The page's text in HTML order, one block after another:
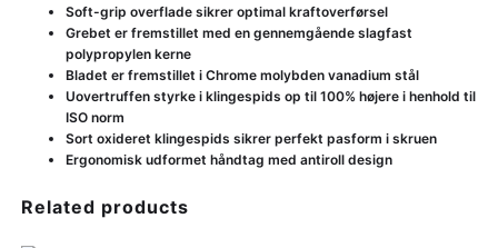
Soft-grip overflade sikrer optimal kraftoverførsel
Grebet er fremstillet med en gennemgående slagfast
polypropylen kerne
Bladet er fremstillet i Chrome molybden vanadium stål
Uovertruffen styrke i klingespids op til 100% højere i henhold til
ISO norm
Sort oxideret klingespids sikrer perfekt pasform i skruen
Ergonomisk udformet håndtag med antiroll design
Related products